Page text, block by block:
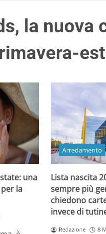
la nuova
una
la
Arredamento
Lista nascita
sempre più
chiedono
invece di
Redazione 8